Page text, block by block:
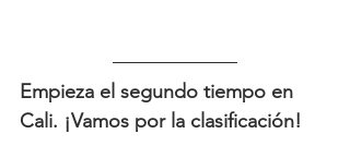
Empieza el segundo tiempo en
Cali. ¡Vamos por la clasificación!